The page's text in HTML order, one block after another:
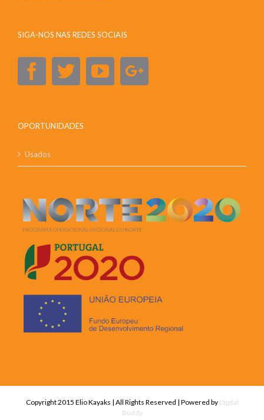
SIGA-NOS NAS REDES SOCIAIS
OPORTUNIDADES
Usados
Copyright 2015 Elio Kayaks | All Rights Reserved | Powered by Digital
Buddy